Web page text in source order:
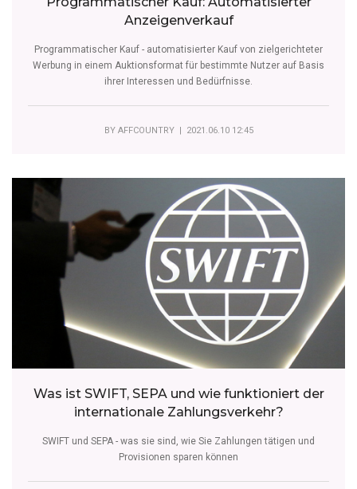
Anzeigenverkauf
Programmatischer Kauf - automatisierter Kauf von zielgerichteter
Werbung in einem Auktionsformat für bestimmte Nutzer auf Basis
ihrer Interessen und Bedürfnisse.
BY AFFCOUNTRY| 2021.06.10 12:45
Was ist SWIFT, SEPA und wie funktioniert der
internationale Zahlungsverkehr?
SWIFT und SEPA - was sie sind, wie Sie Zahlungen tätigen und
Provisionen sparen können